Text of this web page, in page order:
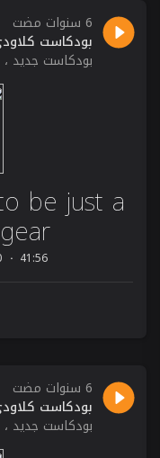
6 سنوات مضت
بودكاست
بودكاست جديد ،
be just a
gear لا تكن ترسا!.
41:56
0
6 سنوات مضت
بودكاست
بودكاست جديد ،